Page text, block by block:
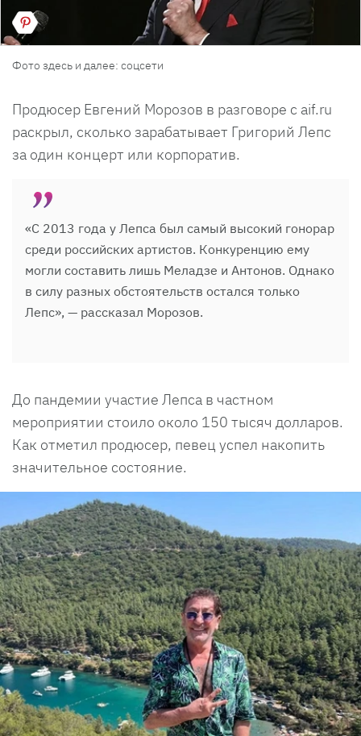
Фото здесь и далее: соцсети
Продюсер Евгений Морозов в разговоре с aif.ru
раскрыл, сколько зарабатывает Григорий Лепс
за один концерт или корпоратив.
«С 2013 года у Лепса был самый высокий гонорар
среди российских артистов. Конкуренцию ему
могли составить лишь Меладзе и Антонов. Однако
в силу разных обстоятельств остался только
Лепс», — рассказал Морозов.
До пандемии участие Лепса в частном
мероприятии стоило около 150 тысяч долларов.
Как отметил продюсер, певец успел накопить
значительное состояние.